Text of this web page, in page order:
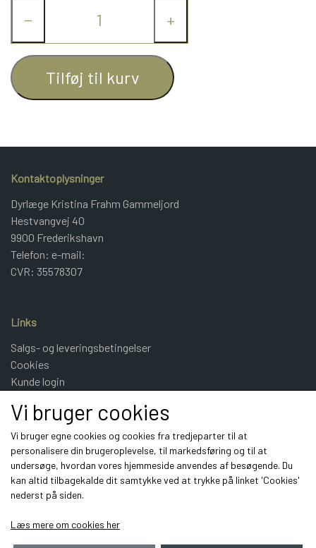
OPSKRIFTER
GAVEKORT
− +
Tilføj til kurv
Kontaktoplysninger
Dyrlæge Kristina Frahm Gammeljord
Hestvangvej 40
9900 Frederikshavn
Telefon: e-mail:
CVR: 35578307
Links
Salgs- og leveringsbetingelser
Cookies
Kunde login
Kontakt
Sociale medier
Vi bruger cookies
Vi bruger egne cookies og cookies fra tredjeparter til at
personalisere din brugeroplevelse, til markedsføring og til at
undersøge, hvordan vores hjemmeside anvendes af besøgende. Du
kan altid tilbagekalde dit samtykke ved at trykke på linket 'Cookies'
nederst på siden.
Læs mere om cookies her